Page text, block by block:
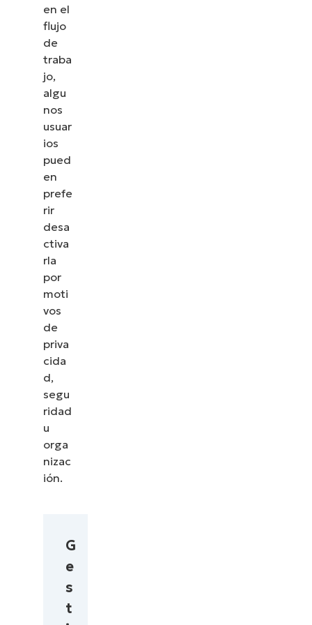
en el
flujo
de
traba
jo,
algu
nos
usuar
ios
pued
en
prefe
rir
desa
ctiva
rla
por
moti
vos
de
priva
cida
d,
segu
ridad
u
orga
nizac
ión.
G
e
s
t